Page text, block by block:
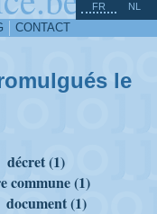
CONTACT
FR NL
le
décret (1)
commune (1)
document (1)
^